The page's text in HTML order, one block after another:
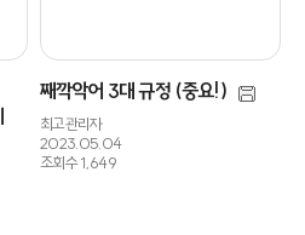
째깍악어 3대 규정 (중요!)
최고관리자
2023.05.04
조회수 1,649